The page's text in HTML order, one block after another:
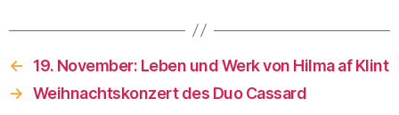
←
19. November: Leben und Werk von Hilma af Klint
→ Weihnachtskonzert des Duo Cassard